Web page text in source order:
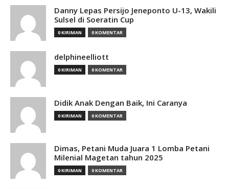
Danny Lepas Persijo Jeneponto U-13, Wakili
Sulsel di Soeratin Cup
0 KIRIMAN 0 KOMENTAR
delphineelliott
0 KIRIMAN 0 KOMENTAR
Didik Anak Dengan Baik, Ini Caranya
0 KIRIMAN 0 KOMENTAR
Dimas, Petani Muda Juara 1 Lomba Petani
Milenial Magetan tahun 2025
0 KIRIMAN 0 KOMENTAR